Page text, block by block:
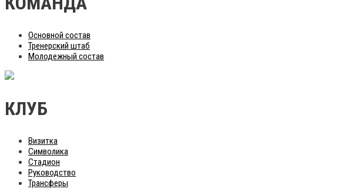
Основной состав
Тренерский штаб
Молодежный состав
КЛУБ
Визитка
Символика
Стадион
Руководство
Трансферы